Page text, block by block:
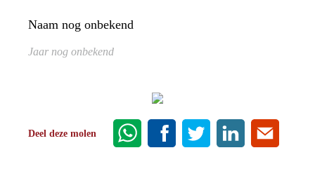
Naam nog onbekend
Jaar nog onbekend
Deel deze molen